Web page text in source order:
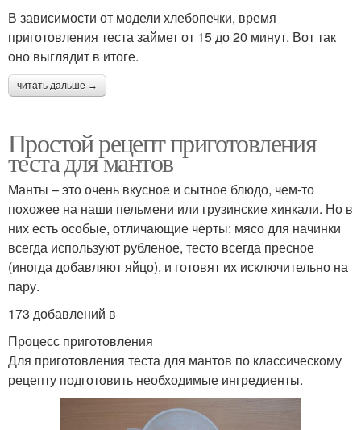
В зависимости от модели хлебопечки, время
приготовления теста займет от 15 до 20 минут. Вот так
оно выглядит в итоге.
читать дальше →
Простой рецепт приготовления
теста для мантов
Манты – это очень вкусное и сытное блюдо, чем-то
похожее на наши пельмени или грузинские хинкали. Но в
них есть особые, отличающие черты: мясо для начинки
всегда используют рубленое, тесто всегда пресное
(иногда добавляют яйцо), и готовят их исключительно на
пару.
173 добавлений в
Процесс приготовления
Для приготовления теста для мантов по классическому
рецепту подготовить необходимые ингредиенты.